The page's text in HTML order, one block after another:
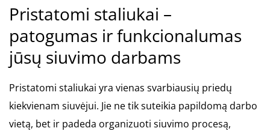
Pristatomi staliukai –
patogumas ir funkcionalumas
jūsų siuvimo darbams
Pristatomi staliukai yra vienas svarbiausių priedų
kiekvienam siuvėjui. Jie ne tik suteikia papildomą darbo
vietą, bet ir padeda organizuoti siuvimo procesą,